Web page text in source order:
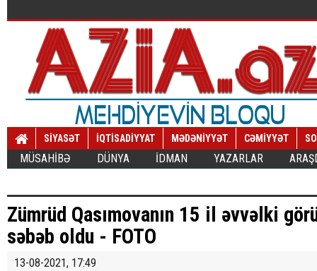
SİYASƏT İQTİSADİYYAT MƏDƏNİYYƏT CƏMİYYƏT
MÜSAHİBƏ DÜNYA İDMAN YAZARLAR
Zümrüd Qasımovanın 15 il əvvəlki
səbəb oldu - FOTO
13-08-2021, 17:49